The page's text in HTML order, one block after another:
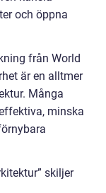
och öppna
från World
är en alltmer
Många
minska
skiljer